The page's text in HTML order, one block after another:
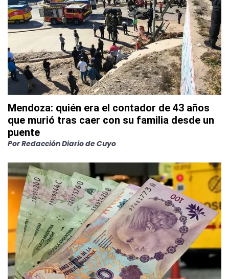
Mendoza: quién era el contador de 43 años
que murió tras caer con su familia desde un
puente
PorRedacción Diario de Cuyo